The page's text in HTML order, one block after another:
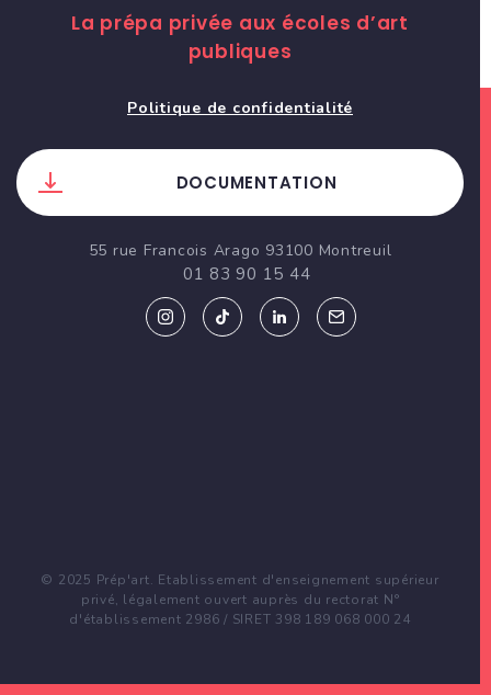
La prépa privée aux écoles d’art
publiques
Politique de confidentialité
DOCUMENTATION
55 rue Francois Arago 93100 Montreuil
01 83 90 15 44
© 2025 Prép'art. Etablissement d'enseignement supérieur
privé, légalement ouvert auprès du rectorat N°
d'établissement 2986 / SIRET 398 189 068 000 24